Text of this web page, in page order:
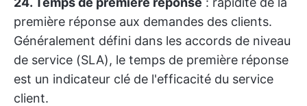
première réponse aux demandes des clients.
Généralement défini dans les accords de niveau
de service (SLA), le temps de première réponse
est un indicateur clé de l'efficacité du service
client.